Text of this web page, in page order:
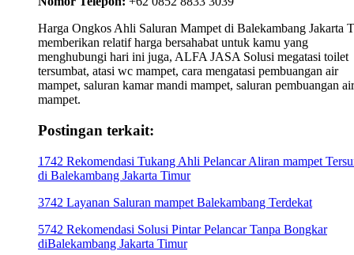
Harga Ongkos Ahli Saluran Mampet di Balekambang Jakarta
memberikan relatif harga bersahabat untuk kamu yang
menghubungi hari ini juga, ALFA JASA Solusi megatasi toilet
tersumbat, atasi wc mampet, cara mengatasi pembuangan air
mampet, saluran kamar mandi mampet, saluran pembuangan air
mampet.
Postingan terkait:
1742 Rekomendasi Tukang Ahli Pelancar Aliran mampet
di Balekambang Jakarta Timur
3742 Layanan Saluran mampet Balekambang Terdekat
5742 Rekomendasi Solusi Pintar Pelancar Tanpa Bongkar
diBalekambang Jakarta Timur